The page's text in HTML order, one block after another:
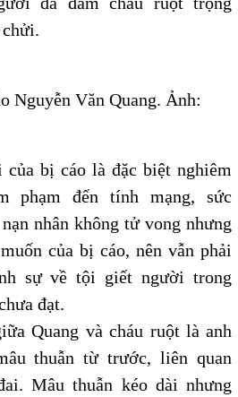
Nguyễn Văn Quang. Ảnh:
bị cáo là đặc biệt nghiêm
phạm đến tính mạng, sức
nhân không tử vong nhưng
của bị cáo, nên vẫn phải
sự về tội giết người trong
đạt.
Quang và cháu ruột là anh
thuẫn từ trước, liên quan
Mâu thuẫn kéo dài nhưng